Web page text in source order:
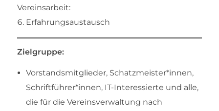
Vereinsarbeit:
Erfahrungsaustausch
Zielgruppe:
Vorstandsmitglieder, Schatzmeister*innen,
Schriftführer*innen, IT-Interessierte und alle,
die für die Vereinsverwaltung nach